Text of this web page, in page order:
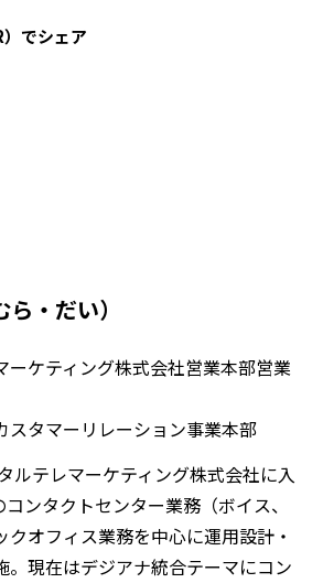
でシェア
・だい）
ーケティング株式会社営業本部営業
スタマーリレーション事業本部
ルテレマーケティング株式会社に入
ンタクトセンター業務（ボイス、
クオフィス業務を中心に運用設計・
。現在はデジアナ統合テーマにコン